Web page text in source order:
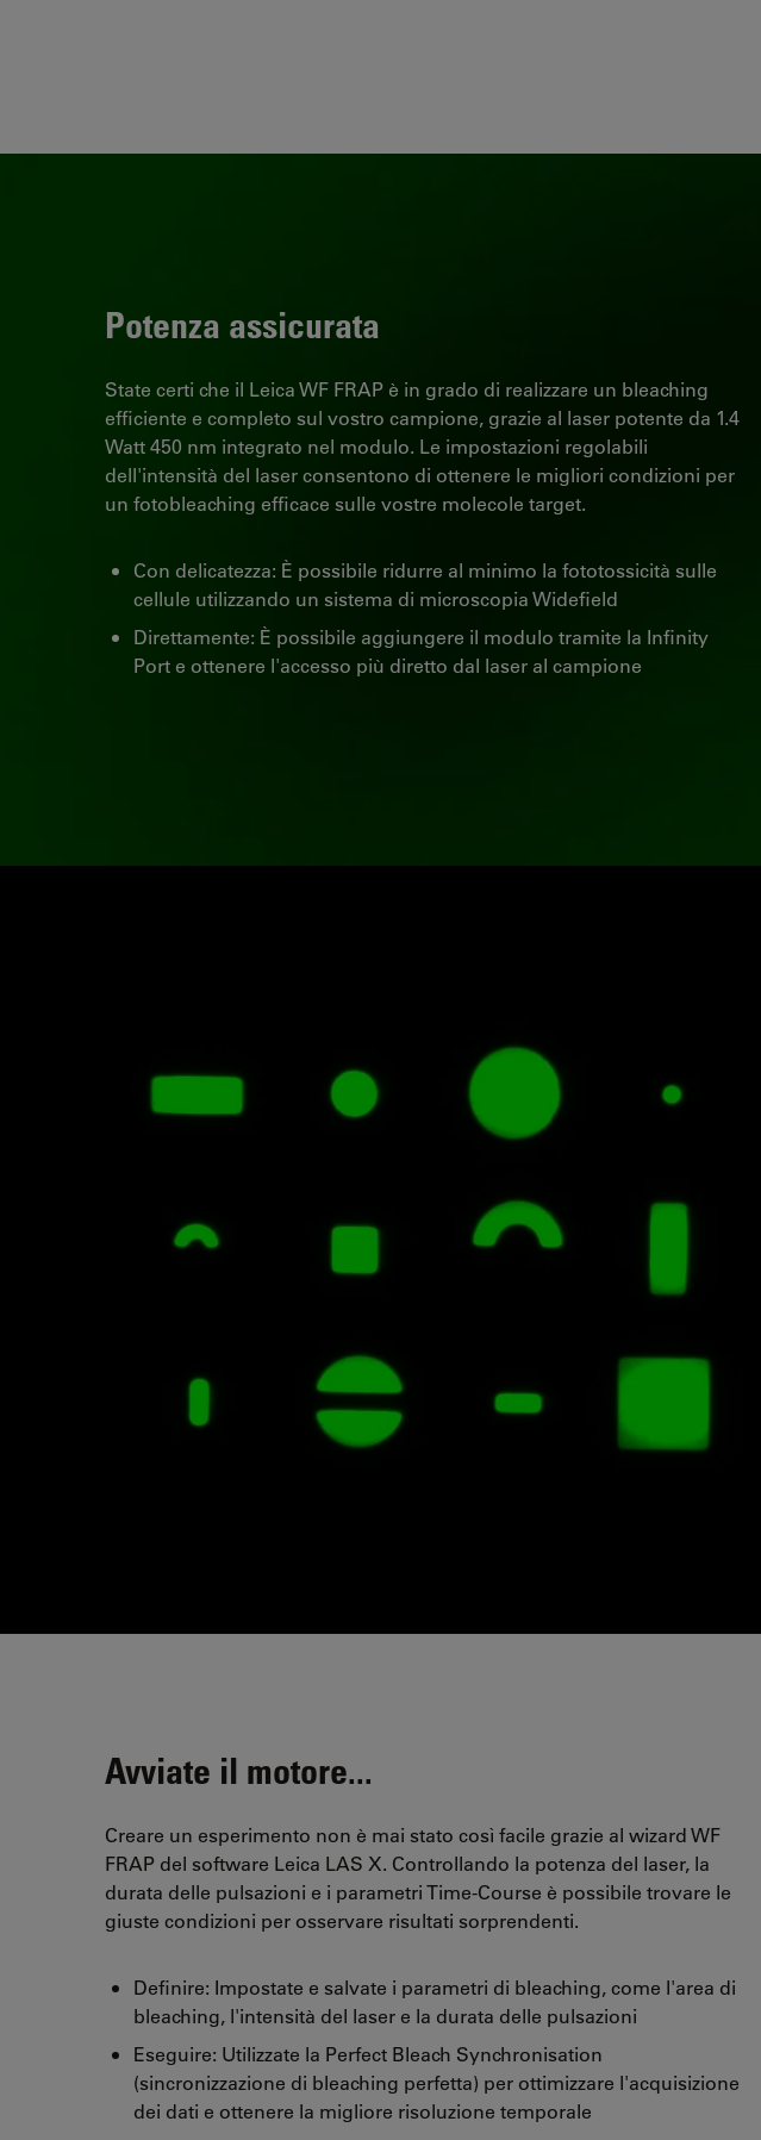
Potenza assicurata
State certi che il Leica WF FRAP è in grado di realizzare un bleaching
efficiente e completo sul vostro campione, grazie al laser potente da 1.4
Watt 450 nm integrato nel modulo. Le impostazioni regolabili
dell'intensità del laser consentono di ottenere le migliori condizioni per
un fotobleaching efficace sulle vostre molecole target.
Con delicatezza: È possibile ridurre al minimo la fototossicità sulle
cellule utilizzando un sistema di microscopia Widefield
Direttamente: È possibile aggiungere il modulo tramite la Infinity
Port e ottenere l'accesso più diretto dal laser al campione
Avviate il motore...
Creare un esperimento non è mai stato così facile grazie al wizard WF
FRAP del software Leica LAS X. Controllando la potenza del laser, la
durata delle pulsazioni e i parametri Time-Course è possibile trovare le
giuste condizioni per osservare risultati sorprendenti.
Definire: Impostate e salvate i parametri di bleaching, come l'area di
bleaching, l'intensità del laser e la durata delle pulsazioni
Eseguire: Utilizzate la Perfect Bleach Synchronisation
(sincronizzazione di bleaching perfetta) per ottimizzare l'acquisizione
dei dati e ottenere la migliore risoluzione temporale